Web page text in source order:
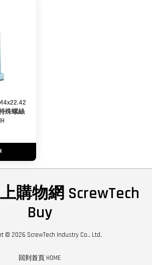
殊螺絲
購物網 ScrewTech
Buy
© 2026 ScrewTech Industry Co., Ltd.
回到首頁 HOME